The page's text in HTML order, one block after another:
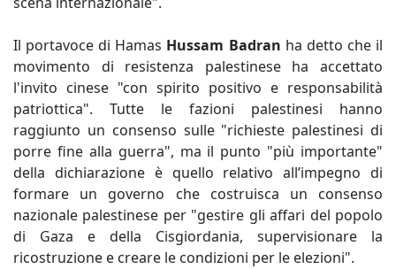
Il portavoce di Hamas Hussam Badran ha detto che il
movimento di resistenza palestinese ha accettato
l'invito cinese "con spirito positivo e responsabilità
patriottica". Tutte le fazioni palestinesi hanno
raggiunto un consenso sulle "richieste palestinesi di
porre fine alla guerra", ma il punto "più importante"
della dichiarazione è quello relativo all’impegno di
formare un governo che costruisca un consenso
nazionale palestinese per "gestire gli affari del popolo
di Gaza e della Cisgiordania, supervisionare la
ricostruzione e creare le condizioni per le elezioni".